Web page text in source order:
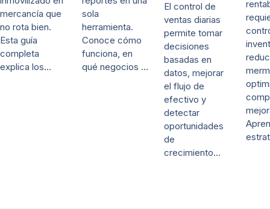
mercancía que
no rota bien.
Esta guía
completa
explica los…
sola
herramienta.
Conoce cómo
funciona, en
qué negocios …
El control de
ventas diarias
permite tomar
decisiones
basadas en
datos, mejorar
el flujo de
efectivo y
detectar
oportunidades
de
crecimiento…